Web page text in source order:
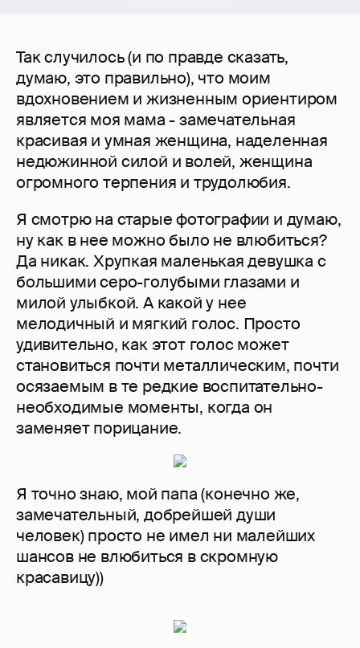
Так случилось (и по правде сказать,
думаю, это правильно), что моим
вдохновением и жизненным ориентиром
является моя мама - замечательная
красивая и умная женщина, наделенная
недюжинной силой и волей, женщина
огромного терпения и трудолюбия.
Я смотрю на старые фотографии и думаю,
ну как в нее можно было не влюбиться?
Да никак. Хрупкая маленькая девушка с
большими серо-голубыми глазами и
милой улыбкой. А какой у нее
мелодичный и мягкий голос. Просто
удивительно, как этот голос может
становиться почти металлическим, почти
осязаемым в те редкие воспитательно-
необходимые моменты, когда он
заменяет порицание.
Я точно знаю, мой папа (конечно же,
замечательный, добрейшей души
человек) просто не имел ни малейших
шансов не влюбиться в скромную
красавицу))